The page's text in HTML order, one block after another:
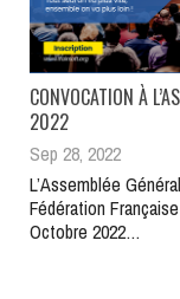
CONVOCATION À
2022
Sep 28, 2022
L’Assemblée
Fédération
Octobre 2022…